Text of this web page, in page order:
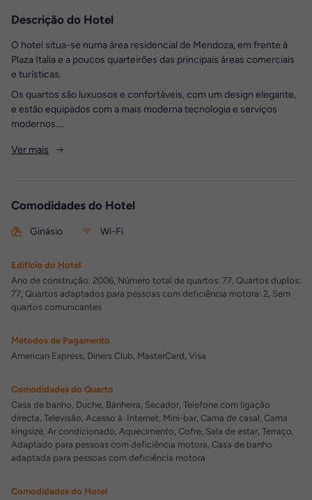
Descrição do Hotel
O hotel situa-se numa área residencial de Mendoza, em frente à
Plaza Italia e a poucos quarteirões das principais áreas comerciais
e turísticas.
Os quartos são luxuosos e confortáveis, com um design elegante,
e estão equipados com a mais moderna tecnologia e serviços
modernos....
Ver mais
Comodidades do Hotel
Ginásio Wi-Fi
Edifício do Hotel
Ano de construção: 2006, Número total de quartos: 77, Quartos duplos:
77, Quartos adaptados para pessoas com deficiência motora: 2, Sem
quartos comunicantes
Métodos de Pagamento
American Express, Diners Club, MasterCard, Visa
Comodidades do Quarto
Casa de banho, Duche, Banheira, Secador, Telefone com ligação
directa, Televisão, Acesso à Internet, Mini-bar, Cama de casal, Cama
kingsize, Ar condicionado, Aquecimento, Cofre, Sala de estar, Terraço,
Adaptado para pessoas com deficiência motora, Casa de banho
adaptada para pessoas com deficiência motora
Comodidades do Hotel